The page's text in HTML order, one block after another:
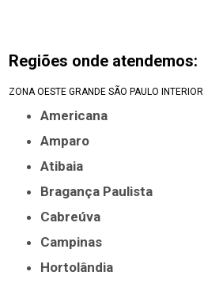
Regiões onde atendemos:
ZONA OESTE GRANDE SÃO PAULO INTERIOR
Americana
Amparo
Atibaia
Bragança Paulista
Cabreúva
Campinas
Hortolândia